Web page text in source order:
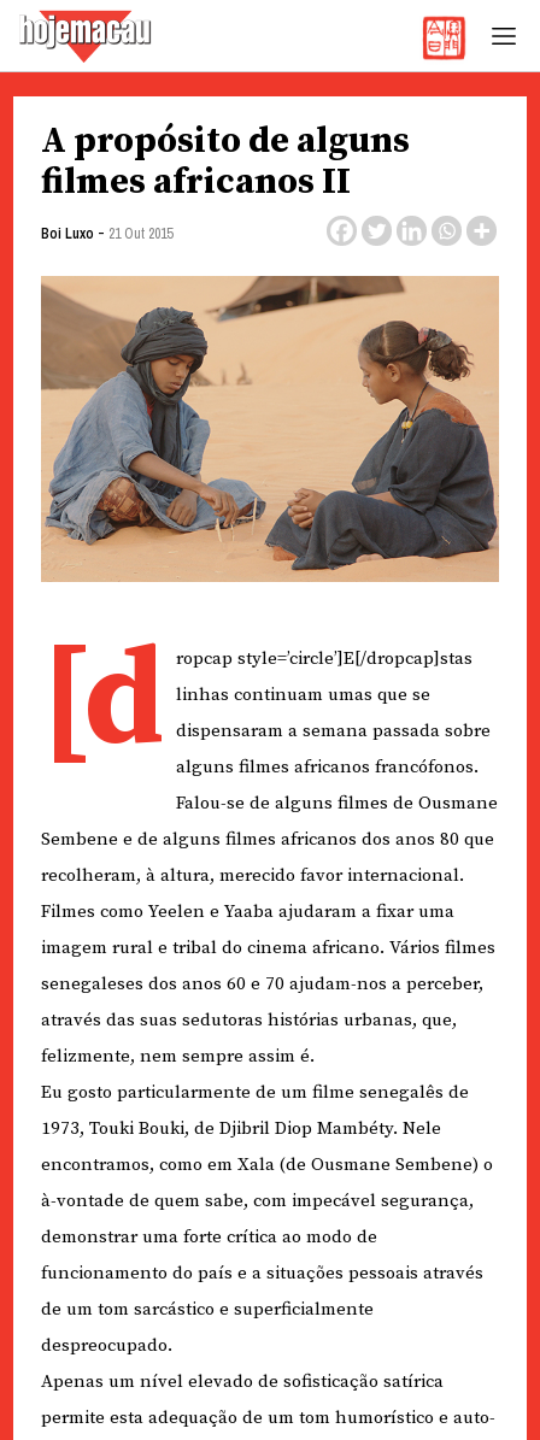
content
A propósito de alguns
filmes africanos II
Boi Luxo - 21 Out 2015
[d
ropcap style=’circle’]E[/dropcap]stas
linhas continuam umas que se
dispensaram a semana passada sobre
alguns filmes africanos francófonos.
Falou-se de alguns filmes de Ousmane
Sembene e de alguns filmes africanos dos anos 80 que
recolheram, à altura, merecido favor internacional.
Filmes como Yeelen e Yaaba ajudaram a fixar uma
imagem rural e tribal do cinema africano. Vários filmes
senegaleses dos anos 60 e 70 ajudam-nos a perceber,
através das suas sedutoras histórias urbanas, que,
felizmente, nem sempre assim é.
Eu gosto particularmente de um filme senegalês de
1973, Touki Bouki, de Djibril Diop Mambéty. Nele
encontramos, como em Xala (de Ousmane Sembene) o
à-vontade de quem sabe, com impecável segurança,
demonstrar uma forte crítica ao modo de
funcionamento do país e a situações pessoais através
de um tom sarcástico e superficialmente
despreocupado.
Apenas um nível elevado de sofisticação satírica
permite esta adequação de um tom humorístico e auto-